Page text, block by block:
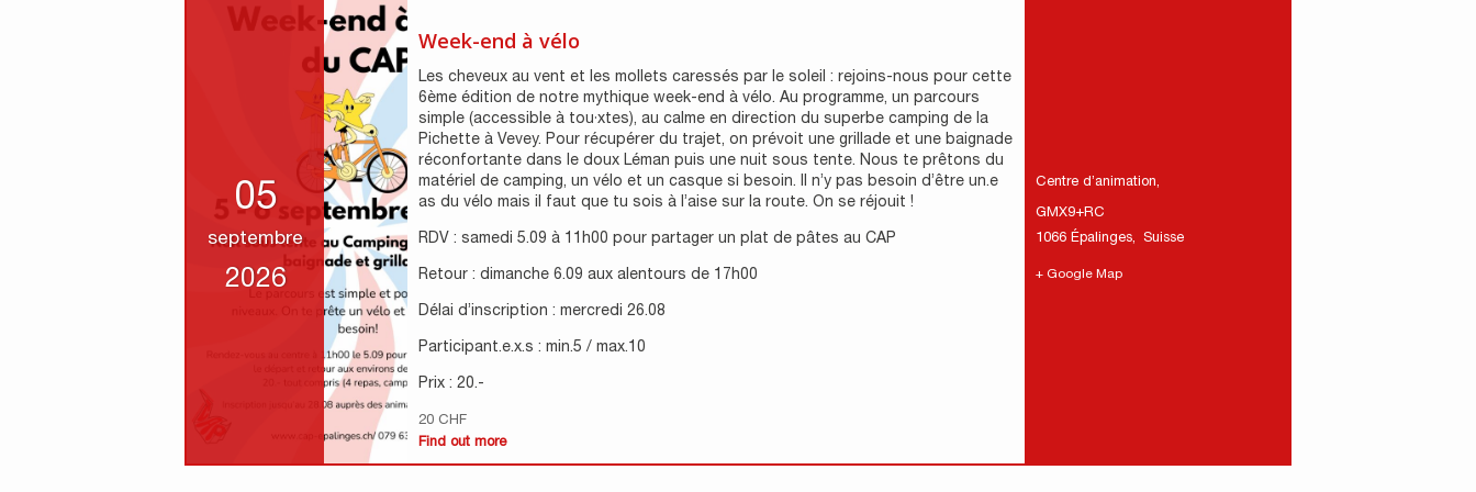
05
septembre
2026
Week-end à vélo
Les cheveux au vent et les mollets caressés par le soleil : rejoins-nous pour cette
6ème édition de notre mythique week-end à vélo. Au programme, un parcours
simple (accessible à tou·xtes), au calme en direction du superbe camping de la
Pichette à Vevey. Pour récupérer du trajet, on prévoit une grillade et une baignade
réconfortante dans le doux Léman puis une nuit sous tente. Nous te prêtons du
matériel de camping, un vélo et un casque si besoin. Il n’y pas besoin d’être un.e
as du vélo mais il faut que tu sois à l’aise sur la route. On se réjouit !
RDV : samedi 5.09 à 11h00 pour partager un plat de pâtes au CAP
Retour : dimanche 6.09 aux alentours de 17h00
Délai d’inscription : mercredi 26.08
Participant.e.x.s : min.5 / max.10
Prix : 20.-
20 CHF
Find out more
Centre d’animation,
GMX9+RC
1066 Épalinges, Suisse
+ Google Map